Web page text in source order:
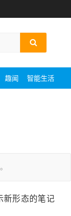
趣闻 智能生活
新形态的笔记